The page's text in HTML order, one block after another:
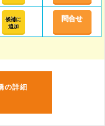
候補に
追加
問合せ
の詳細